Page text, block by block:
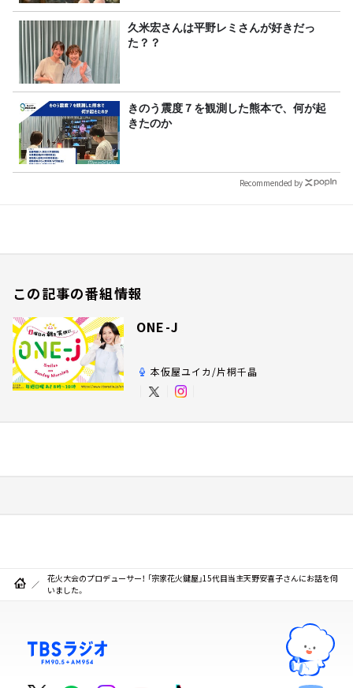
久米宏さんは平野レミさんが好きだっ
た？？
きのう震度７を観測した熊本で、何が起
きたのか
Recommended by
この記事の番組情報
ONE-J
本仮屋ユイカ/片桐千晶
花火大会のプロデューサー！ 「宗家花火鍵屋」15代目当主天野安喜子さんにお話を伺
いました。